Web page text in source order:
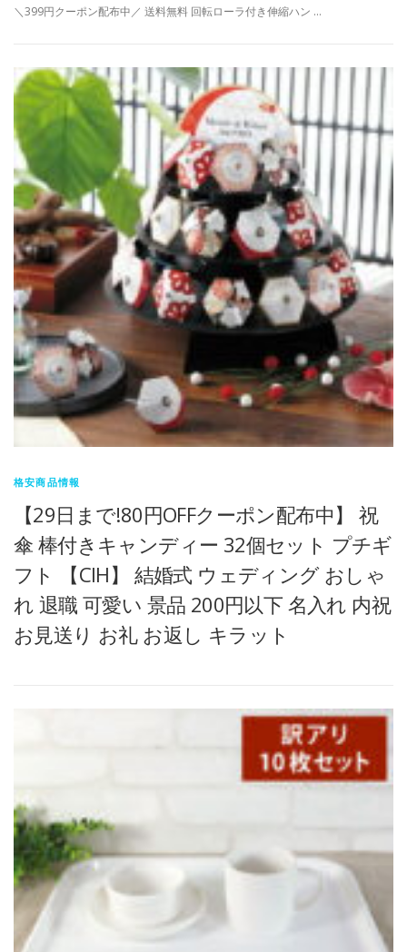
＼399円クーポン配布中／ 送料無料 回転ローラ付き伸縮ハン …
格安商品情報
【29日まで!80円OFFクーポン配布中】 祝
傘 棒付きキャンディー 32個セット プチギ
フト 【CIH】 結婚式 ウェディング おしゃ
れ 退職 可愛い 景品 200円以下 名入れ 内祝
お見送り お礼 お返し キラット